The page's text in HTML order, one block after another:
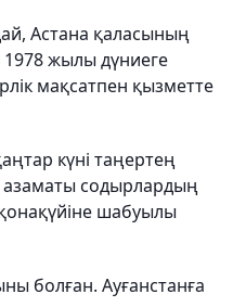
Астана қаласының
жылы дүниеге
мақсатпен қызметте
күні таңертең
азаматы содырлардың
шабуылы
болған. Ауғанстанға